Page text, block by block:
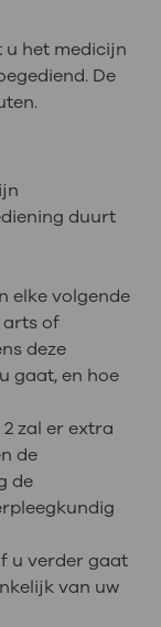
het medicijn
De
duurt
elke volgende
arts of
deze
gaat, en hoe
zal er extra
de
de
u verder gaat
van uw